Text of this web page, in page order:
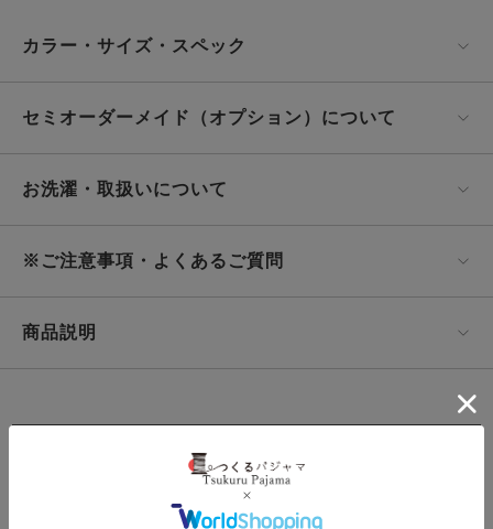
カラー・サイズ・スペック
セミオーダーメイド（オプション）について
お洗濯・取扱いについて
※ご注意事項・よくあるご質問
商品説明
サンプル生地をとりよせる